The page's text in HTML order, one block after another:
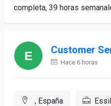
completa, 39 horas
Customer
Hace 6 horas
, España